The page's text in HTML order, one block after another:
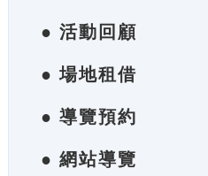
● 活動回顧
● 場地租借
● 導覽預約
● 網站導覽